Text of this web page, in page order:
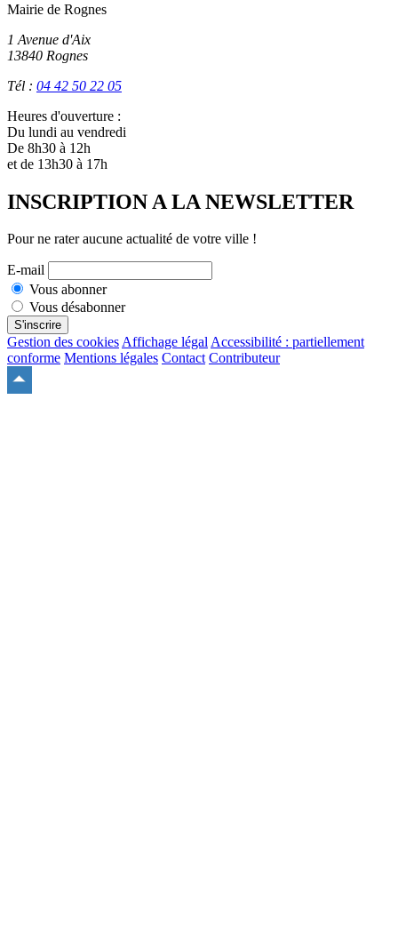
Mairie de Rognes
1 Avenue d'Aix
13840 Rognes
Tél : 04 42 50 22 05
Heures d'ouverture :
Du lundi au vendredi
De 8h30 à 12h
et de 13h30 à 17h
INSCRIPTION A LA NEWSLETTER
Pour ne rater aucune actualité de votre ville !
E-mail
Vous abonner
Vous désabonner
S'inscrire
Gestion des cookiesAffichage légalAccessibilité : partiellement
conforme Mentions légales Contact Contributeur